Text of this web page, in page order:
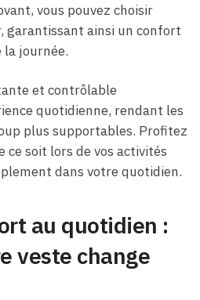
vous pouvez choisir
garantissant ainsi un confort
journée.
et contrôlable
quotidienne, rendant les
plus supportables. Profitez
ce soit lors de vos activités
dans votre quotidien.
au quotidien :
veste change